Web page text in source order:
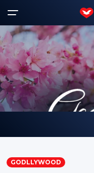
Auto-ajuda
GODLLYWOOD